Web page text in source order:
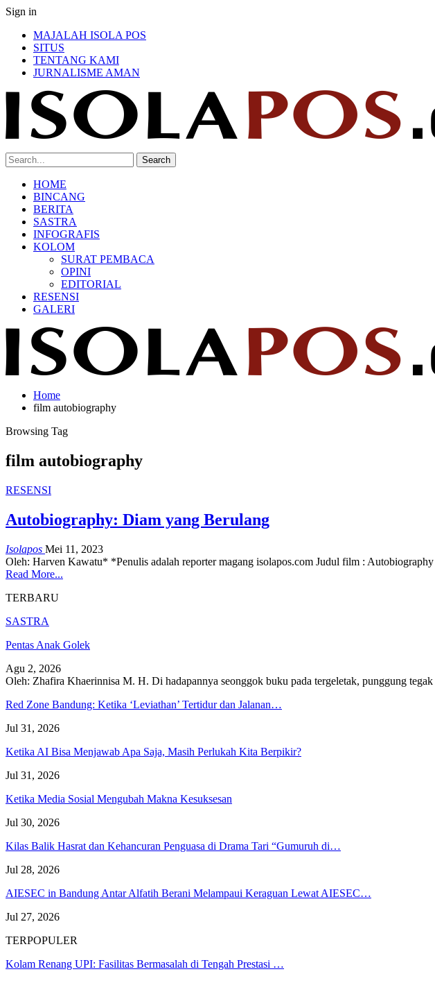
Sign in
MAJALAH ISOLA POS
SITUS
TENTANG KAMI
JURNALISME AMAN
HOME
BINCANG
BERITA
SASTRA
INFOGRAFIS
KOLOM
SURAT PEMBACA
OPINI
EDITORIAL
RESENSI
GALERI
Home
film autobiography
Browsing Tag
film autobiography
RESENSI
Autobiography: Diam yang Berulang
Isolapos Mei 11, 2023
Oleh: Harven Kawatu* *Penulis adalah reporter magang isolapos.com Judul film : Autobiography
Read More...
TERBARU
SASTRA
Pentas Anak Golek
Agu 2, 2026
Oleh: Zhafira Khaerinnisa M. H. Di hadapannya seonggok buku pada tergeletak, punggung tegak
Red Zone Bandung: Ketika ‘Leviathan’ Tertidur dan Jalanan…
Jul 31, 2026
Ketika AI Bisa Menjawab Apa Saja, Masih Perlukah Kita Berpikir?
Jul 31, 2026
Ketika Media Sosial Mengubah Makna Kesuksesan
Jul 30, 2026
Kilas Balik Hasrat dan Kehancuran Penguasa di Drama Tari “Gumuruh di…
Jul 28, 2026
AIESEC in Bandung Antar Alfatih Berani Melampaui Keraguan Lewat AIESEC…
Jul 27, 2026
TERPOPULER
Kolam Renang UPI: Fasilitas Bermasalah di Tengah Prestasi …